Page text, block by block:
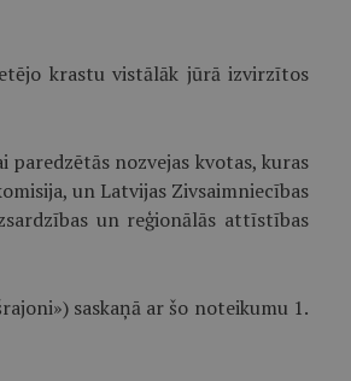
krastu vistālāk jūrā izvirzītos
nozvejas kvotas, kuras
un Latvijas Zivsaimniecības
un reģionālās attīstības
saskaņā ar šo noteikumu 1.